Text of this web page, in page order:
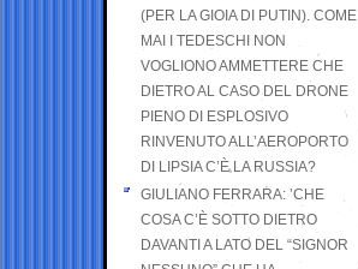
(PER LA GIOIA DI PUTIN). COME
MAI I TEDESCHI NON
VOGLIONO AMMETTERE CHE
DIETRO AL CASO DEL DRONE
PIENO DI ESPLOSIVO
RINVENUTO ALL’AEROPORTO
DI LIPSIA C’È LA RUSSIA?
GIULIANO FERRARA: ’CHE
COSA C’È SOTTO DIETRO
DAVANTI A LATO DEL “SIGNOR